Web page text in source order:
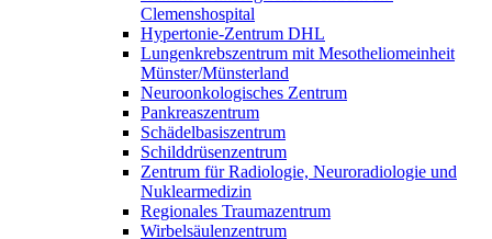
Clemenshospital
Hypertonie-Zentrum DHL
Lungenkrebszentrum mit Mesotheliomeinheit
Münster/Münsterland
Neuroonkologisches Zentrum
Pankreaszentrum
Schädelbasiszentrum
Schilddrüsenzentrum
Zentrum für Radiologie, Neuroradiologie und
Nuklearmedizin
Regionales Traumazentrum
Wirbelsäulenzentrum